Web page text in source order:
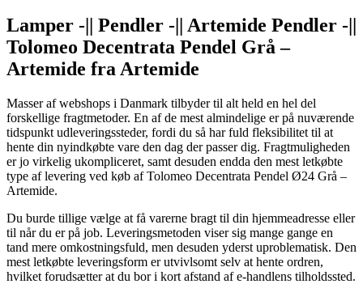
Lamper -|| Pendler -|| Artemide Pendler -||
Tolomeo Decentrata Pendel Grå –
Artemide fra Artemide
Masser af webshops i Danmark tilbyder til alt held en hel del
forskellige fragtmetoder. En af de mest almindelige er på nuværende
tidspunkt udleveringssteder, fordi du så har fuld fleksibilitet til at
hente din nyindkøbte vare den dag der passer dig. Fragtmuligheden
er jo virkelig ukompliceret, samt desuden endda den mest letkøbte
type af levering ved køb af Tolomeo Decentrata Pendel Ø24 Grå –
Artemide.
Du burde tillige vælge at få varerne bragt til din hjemmeadresse eller
til når du er på job. Leveringsmetoden viser sig mange gange en
tand mere omkostningsfuld, men desuden yderst uproblematisk. Den
mest letkøbte leveringsform er utvivlsomt selv at hente ordren,
hvilket forudsætter at du bor i kort afstand af e-handlens tilholdssted.